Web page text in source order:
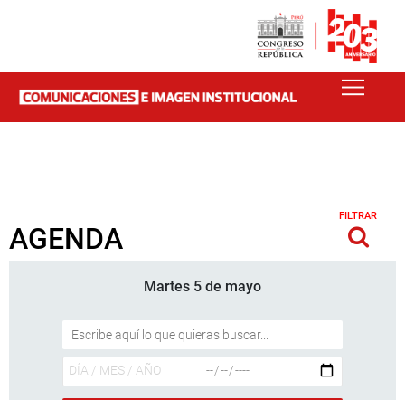
AGENDA
FILTRAR
Martes 5 de mayo